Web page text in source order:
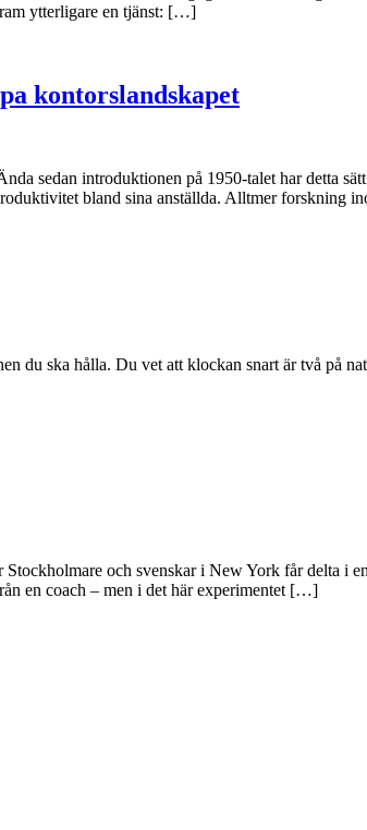
ytterligare en tjänst: […]
kontorslandskapet
sedan introduktionen på 1950-talet har detta
bland sina anställda. Alltmer
du ska hålla. Du vet att klockan snart är två på
och svenskar i New York får delta i
en coach – men i det här experimentet […]